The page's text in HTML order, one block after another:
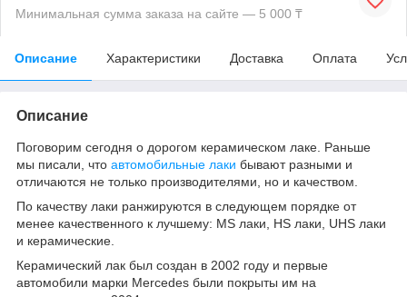
Минимальная сумма заказа на сайте — 5 000 ₸
Описание Характеристики Доставка Оплата
Описание
Поговорим сегодня о дорогом керамическом лаке. Раньше
мы писали, что автомобильные лаки бывают разными и
отличаются не только производителями, но и качеством.
По качеству лаки ранжируются в следующем порядке от
менее качественного к лучшему: MS лаки, НS лаки, UHS лаки
и керамические.
Керамический лак был создан в 2002 году и первые
автомобили марки Mercedes были покрыты им на